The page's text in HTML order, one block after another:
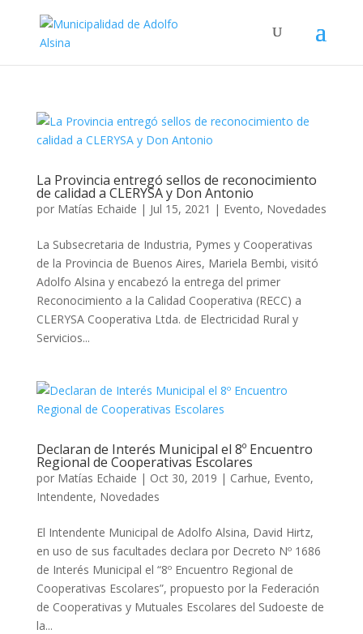
La Provincia entregó sellos de reconocimiento
de calidad a CLERYSA y Don Antonio
por Matías Echaide | Jul 15, 2021 | Evento, Novedades
La Subsecretaria de Industria, Pymes y Cooperativas
de la Provincia de Buenos Aires, Mariela Bembi, visitó
Adolfo Alsina y encabezó la entrega del primer
Reconocimiento a la Calidad Cooperativa (RECC) a
CLERYSA Cooperativa Ltda. de Electricidad Rural y
Servicios...
Declaran de Interés Municipal el 8º Encuentro
Regional de Cooperativas Escolares
por Matías Echaide | Oct 30, 2019 | Carhue, Evento,
Intendente, Novedades
El Intendente Municipal de Adolfo Alsina, David Hirtz,
en uso de sus facultades declara por Decreto Nº 1686
de Interés Municipal el “8º Encuentro Regional de
Cooperativas Escolares”, propuesto por la Federación
de Cooperativas y Mutuales Escolares del Sudoeste de
la...